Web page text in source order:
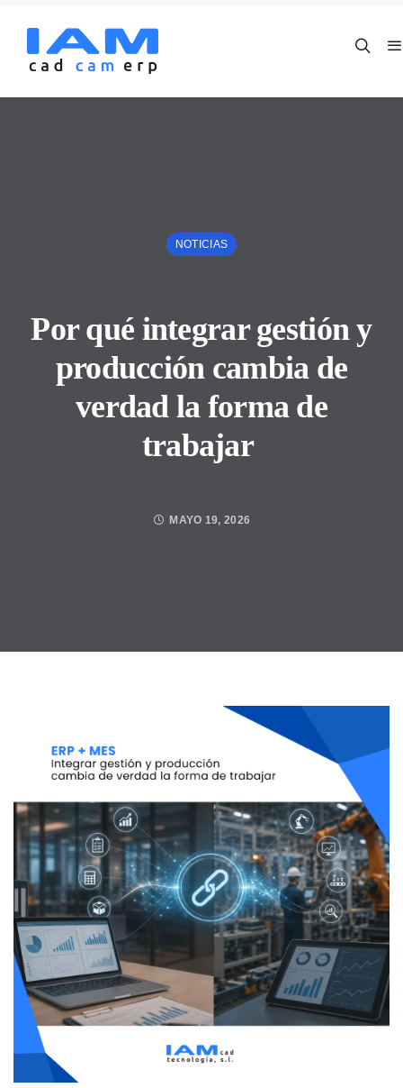
NOTICIAS
Por qué integrar gestión y
producción cambia de
verdad la forma de
trabajar
MAYO 19, 2026